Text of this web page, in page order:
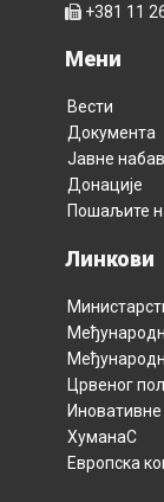
+381 11
Мени
Вести
Документа
Јавне
Донације
Пошаљите
Линкови
Црвеног
Иновативне
ХуманаС
Европска